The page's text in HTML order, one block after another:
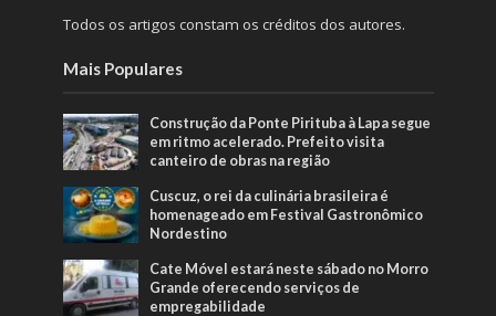
Todos os artigos constam os créditos dos autores.
Mais Populares
Construção da Ponte Pirituba à Lapa segue
em ritmo acelerado. Prefeito visita
canteiro de obras na região
Cuscuz, o rei da culinária brasileira é
homenageado em Festival Gastronômico
Nordestino
Cate Móvel estará neste sábado no Morro
Grande oferecendo serviços de
empregabilidade